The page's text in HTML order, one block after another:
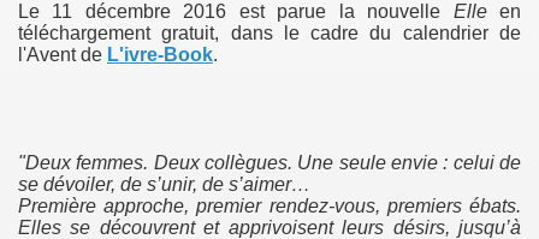
Le 11 décembre 2016 est parue la nouvelle Elleen
téléchargement gratuit, dans le cadre du calendrier de
l'Avent de L'ivre-Book.
"Deux femmes. Deux collègues. Une seule envie : celui de
se dévoiler, de s’unir, de s’aimer…
Première approche, premier rendez-vous, premiers ébats.
Elles se découvrent et apprivoisent leurs désirs, jusqu’à